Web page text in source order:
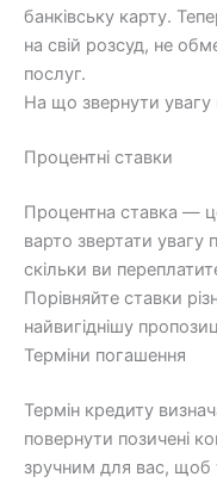
банківську карту.
на свій розсуд, не
послуг.
На що звернути увагу
Процентні ставки
Процентна ставка —
варто звертати увагу
скільки ви
Порівняйте ставки
найвигіднішу
Терміни погашення
Термін кредиту
повернути позичені
зручним для вас, щоб